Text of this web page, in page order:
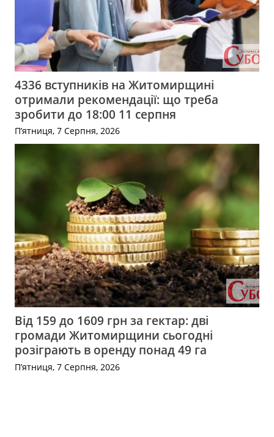
4336 вступників на Житомирщині
отримали рекомендації: що треба
зробити до 18:00 11 серпня
П’ятниця, 7 Серпня, 2026
Від 159 до 1609 грн за гектар: дві
громади Житомирщини сьогодні
розіграють в оренду понад 49 га
П’ятниця, 7 Серпня, 2026